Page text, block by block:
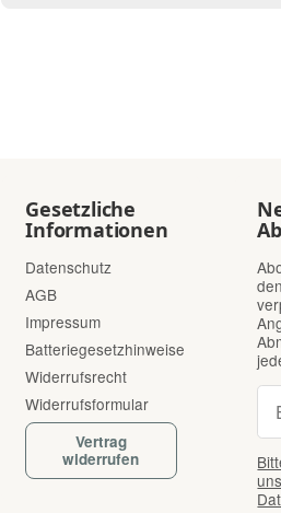
Gesetzliche
Informationen
Datenschutz
AGB
Impressum
Batteriegesetzhinweise
Widerrufsrecht
Widerrufsformular
Vertrag
widerrufen